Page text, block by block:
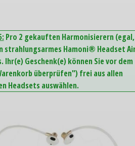
Pro 2 gekauften Harmonisierern (egal,
strahlungsarmes Hamoni® Headset
Ihr(e) Geschenk(e) können Sie vor dem
überprüfen") frei aus allen
Headsets auswählen.